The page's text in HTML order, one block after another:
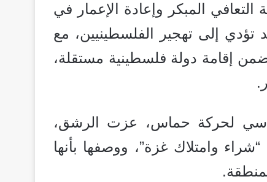
المبكر وإعادة الإعمار في
إلى تهجير الفلسطينيين، مع
إقامة دولة فلسطينية مستقلة،
لحركة حماس، عزت الرشق،
وامتلاك غزة”، ووصفها بأنها